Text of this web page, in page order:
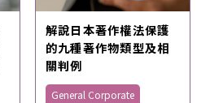
解說日本著作權法保護
的九種著作物類型及相
關判例
General Corporate